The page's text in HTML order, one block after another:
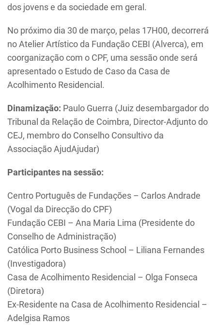
dos jovens e da sociedade em geral.
No próximo dia 30 de março, pelas 17H00, decorrerá
no Atelier Artístico da Fundação CEBI (Alverca), em
coorganização com o CPF, uma sessão onde será
apresentado o Estudo de Caso da Casa de
Acolhimento Residencial.
Dinamização: Paulo Guerra (Juiz desembargador do
Tribunal da Relação de Coimbra, Director-Adjunto do
CEJ, membro do Conselho Consultivo da
Associação AjudAjudar)
Participantes na sessão:
Centro Português de Fundações – Carlos Andrade
(Vogal da Direcção do CPF)
Fundação CEBI – Ana Maria Lima (Presidente do
Conselho de Administração)
Católica Porto Business School – Liliana Fernandes
(Investigadora)
Casa de Acolhimento Residencial – Olga Fonseca
(Diretora)
Ex-Residente na Casa de Acolhimento Residencial –
Adelgisa Ramos